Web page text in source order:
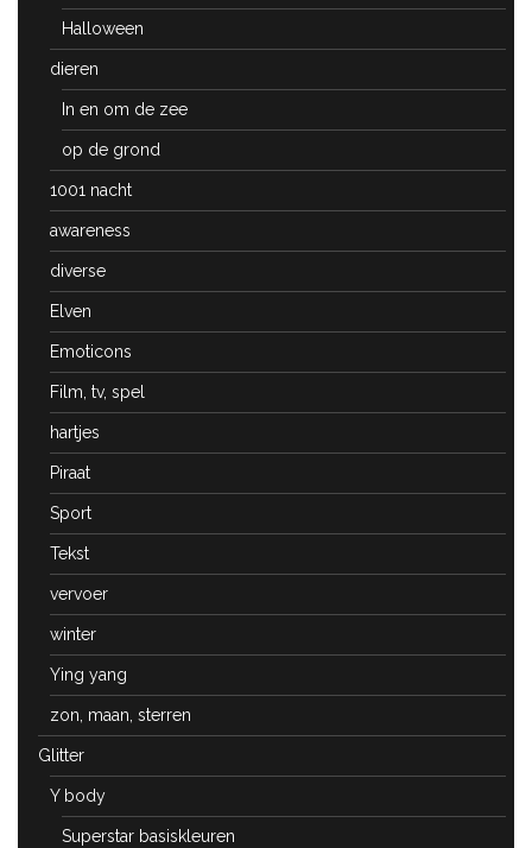
Halloween
dieren
In en om de zee
op de grond
1001 nacht
awareness
diverse
Elven
Emoticons
Film, tv, spel
hartjes
Piraat
Sport
Tekst
vervoer
winter
Ying yang
zon, maan, sterren
Glitter
Y body
Superstar basiskleuren